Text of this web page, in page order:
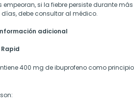
si la fiebre persiste durante
debe consultar al médico.
adicional
400 mg de ibuprofeno como principio